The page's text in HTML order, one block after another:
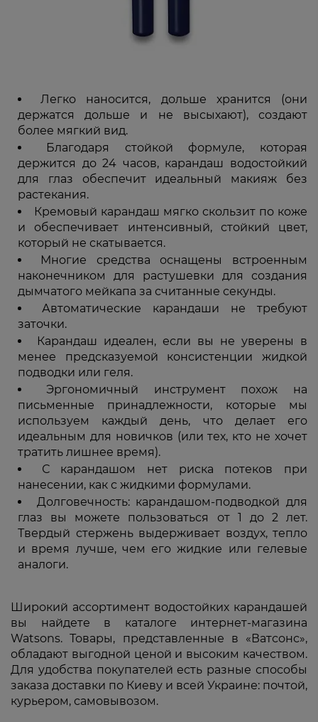
Легко наносится, дольше хранится (они
держатся дольше и не высыхают), создают
более мягкий вид.
Благодаря стойкой формуле, которая
держится до 24 часов, карандаш водостойкий
для глаз обеспечит идеальный макияж без
растекания.
Кремовый карандаш мягко скользит по коже
и обеспечивает интенсивный, стойкий цвет,
который не скатывается.
Многие средства оснащены встроенным
наконечником для растушевки для создания
дымчатого мейкапа за считанные секунды.
Автоматические карандаши не требуют
заточки.
Карандаш идеален, если вы не уверены в
менее предсказуемой консистенции жидкой
подводки или геля.
Эргономичный инструмент похож на
письменные принадлежности, которые мы
используем каждый день, что делает его
идеальным для новичков (или тех, кто не хочет
тратить лишнее время).
С карандашом нет риска потеков при
нанесении, как с жидкими формулами.
Долговечность: карандашом-подводкой для
глаз вы можете пользоваться от 1 до 2 лет.
Твердый стержень выдерживает воздух, тепло
и время лучше, чем его жидкие или гелевые
аналоги.
Широкий ассортимент водостойких карандашей
вы найдете в каталоге интернет-магазина
Watsons. Товары, представленные в «Ватсонс»,
обладают выгодной ценой и высоким качеством.
Для удобства покупателей есть разные способы
заказа доставки по Киеву и всей Украине: почтой,
курьером, самовывозом.